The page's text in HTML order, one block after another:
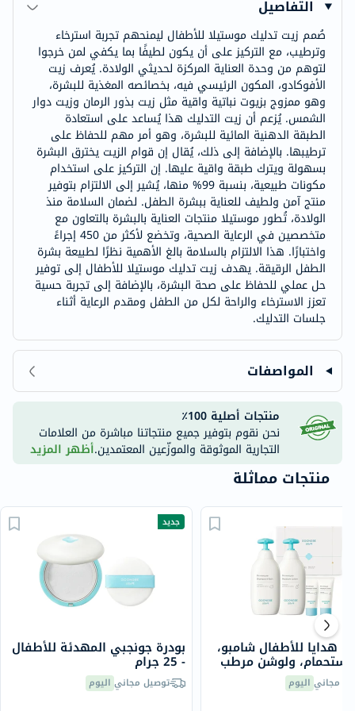
التفاصيل
صُمم زيت تدليك موستيلا للأطفال ليمنحهم تجربة استرخاء
وترطيب، مع التركيز على أن يكون لطيفًا بما يكفي لمن خرجوا
لتوهم من وحدة العناية المركزة لحديثي الولادة. يُعرف زيت
الأفوكادو، المكون الرئيسي فيه، بخصائصه المغذية للبشرة،
وهو ممزوج بزيوت نباتية واقية مثل زيت بذور الرمان وزيت دوار
الشمس. يُزعم أن زيت التدليك هذا يُساعد على استعادة
الطبقة الدهنية المائية للبشرة، وهو أمر مهم للحفاظ على
ترطيبها. بالإضافة إلى ذلك، يُقال إن قوام الزيت يخترق البشرة
بسهولة ويترك طبقة واقية عليها. إن التركيز على استخدام
مكونات طبيعية، بنسبة 99% منها، يُشير إلى الالتزام بتوفير
منتج آمن ولطيف للعناية ببشرة الطفل. لضمان السلامة منذ
الولادة، تُطور موستيلا منتجات العناية بالبشرة بالتعاون مع
متخصصين في الرعاية الصحية، وتخضع لأكثر من 450 إجراءً
واختبارًا. هذا الالتزام بالسلامة بالغ الأهمية نظرًا لطبيعة بشرة
الطفل الرقيقة. يهدف زيت تدليك موستيلا للأطفال إلى توفير
حل عملي للحفاظ على صحة البشرة، بالإضافة إلى تجربة حسية
تعزز الاسترخاء والراحة لكل من الطفل ومقدم الرعاية أثناء
جلسات التدليك.
المواصفات
منتجات أصلية 100٪
نحن نقوم بتوفير جميع منتجاتنا مباشرة من العلامات
التجارية الموثوقة والموزّعين المعتمدين.أظهر المزيد
منتجات مماثلة
جديد
بودرة جونجبي المهدئة للأطفال
- 25 جرام
توصيل مجاني اليوم
هدايا للأطفال شامبو،
ولوشن مرطب
مجاني اليوم